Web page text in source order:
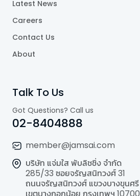
Latest News
Careers
Contact Us
About
Talk To Us
Got Questions? Call us
02-8404888
member@jamsai.com
บริษัท แจ่มใส พับลิชชิ่ง จำกัด
285/33 ซอยจรัญสนิทวงศ์ 31
ถนนจรัญสนิทวงศ์ แขวงบางขุนศรี